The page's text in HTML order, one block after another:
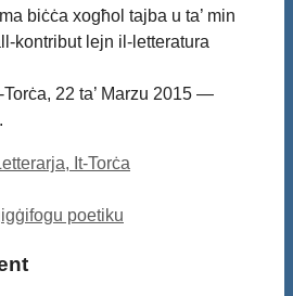
biċċa xogħol tajba u ta’ min
kontribut lejn il-letteratura
22 ta’ Marzu 2015 —
.
It-Torċa
poetiku